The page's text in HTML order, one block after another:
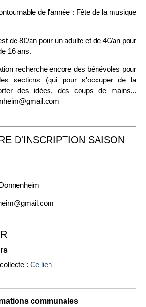
: Ce lien
communales
de l'année : Fête de la musique
de 8€/an pour un adulte et de 4€/an pour
16 ans.
recherche encore des bénévoles pour
sections (qui pour s'occuper de la
des idées, des coups de mains...
D'INSCRIPTION SAISON